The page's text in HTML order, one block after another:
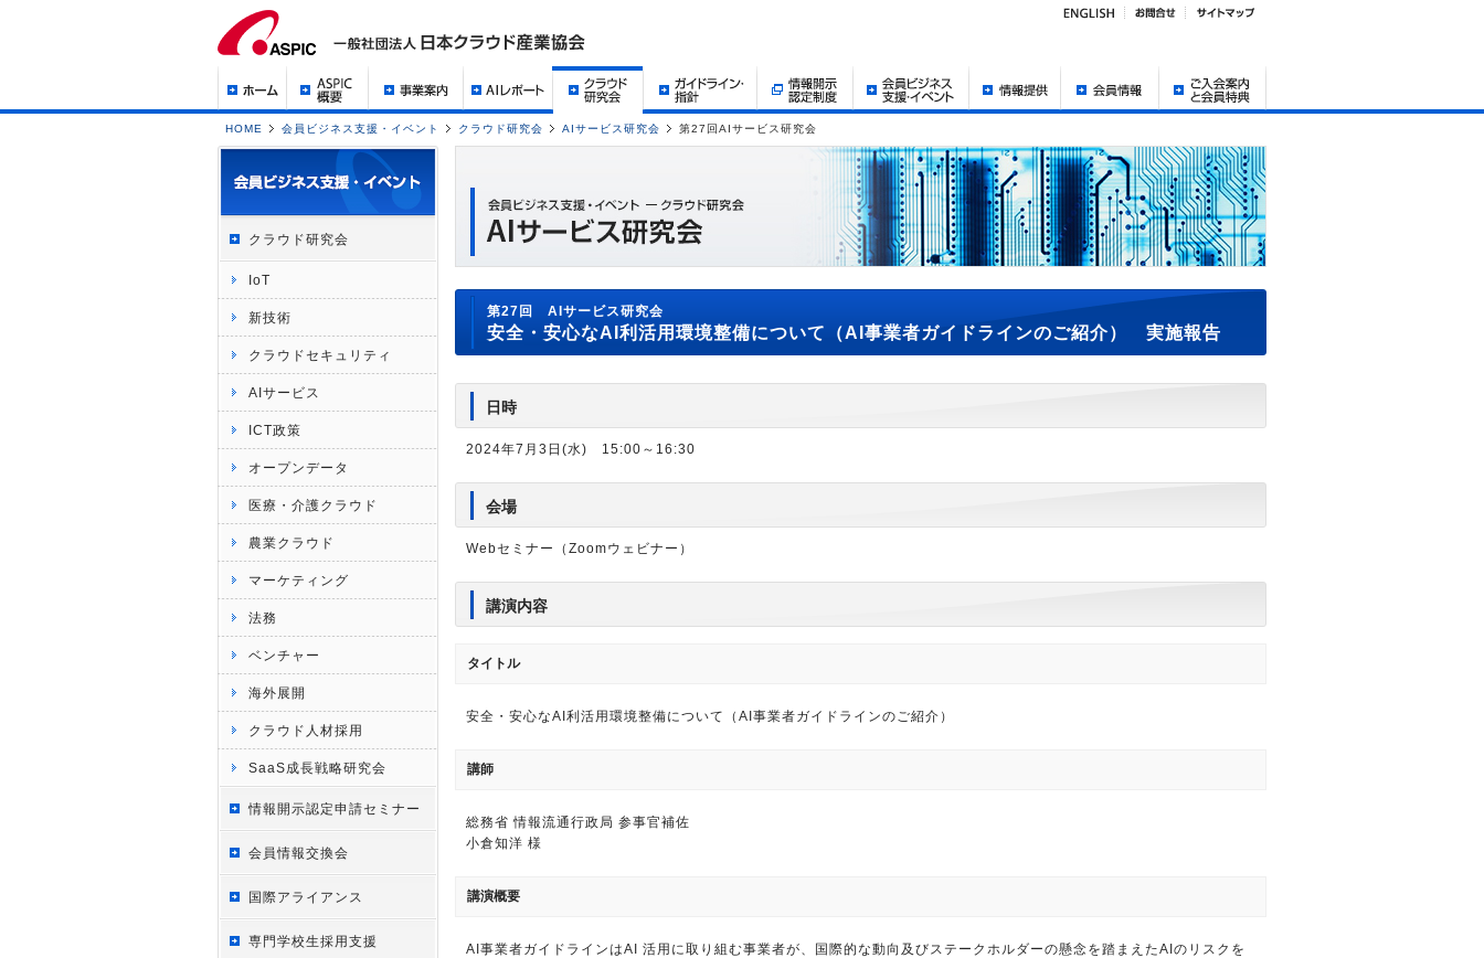
HOME 会員ビジネス支援・イベント クラウド研究会 AIサービス研究会 第27回AIサービス研究会
クラウド研究会
IoT
新技術
クラウドセキュリティ
AIサービス
ICT政策
オープンデータ
医療・介護クラウド
農業クラウド
マーケティング
法務
ベンチャー
海外展開
クラウド人材採用
SaaS成長戦略研究会
情報開示認定申請セミナー
会員情報交換会
国際アライアンス
専門学校生採用支援
第27回 AIサービス研究会
安全・安心なAI利活用環境整備について（AI事業者ガイドラインのご紹介） 実施報告
日時
2024年7月3日(水) 15:00～16:30
会場
Webセミナー（Zoomウェビナー）
講演内容
タイトル
安全・安心なAI利活用環境整備について（AI事業者ガイドラインのご紹介）
講師
総務省 情報流通行政局 参事官補佐
小倉知洋 様
講演概要
AI事業者ガイドラインはAI 活用に取り組む事業者が、国際的な動向及びステークホルダーの懸念を踏まえたAIのリスクを